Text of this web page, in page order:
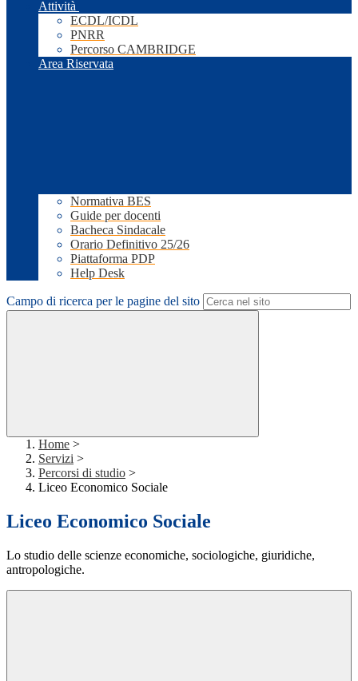
Attività
ECDL/ICDL
PNRR
Percorso CAMBRIDGE
Area Riservata
Normativa BES
Guide per docenti
Bacheca Sindacale
Orario Definitivo 25/26
Piattaforma PDP
Help Desk
Campo di ricerca per le pagine del sito
Home >
Servizi >
Percorsi di studio >
Liceo Economico Sociale
Liceo Economico Sociale
Lo studio delle scienze economiche, sociologiche, giuridiche,
antropologiche.